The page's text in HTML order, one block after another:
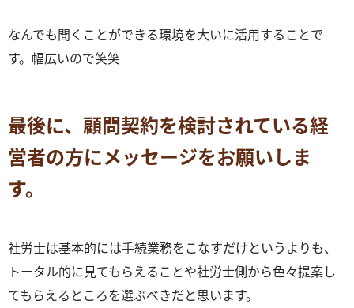
なんでも聞くことができる環境を大いに活用することで
す。幅広いので笑笑
最後に、顧問契約を検討されている経
営者の方にメッセージをお願いしま
す。
社労士は基本的には手続業務をこなすだけというよりも、
トータル的に見てもらえることや社労士側から色々提案し
てもらえるところを選ぶべきだと思います。